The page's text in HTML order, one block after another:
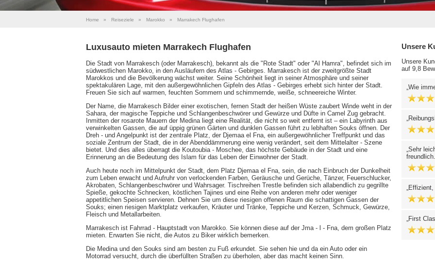
Home » Reiseziele » Marokko » Marrakech Flughafen
Luxusauto mieten Marrakech Flughafen
Die Stadt von Marrakesch (oder Marrakesch), bekannt als die "Rote Stadt" oder "Al Hamra", befindet sich im
südwestlichen Marokko, in den Ausläufern des Atlas - Gebirges. Marrakesch ist der zweitgrößte Stadt
Marokkos und die Bevölkerung wächst weiter. Seine Schönheit liegt in seiner Atmosphäre und seiner
spektakulären Lage, mit den außergewöhnlichen Gipfeln des Atlas - Gebirges erhebt sich hinter der Stadt.
Freuen Sie sich auf warmen, feuchten Sommern und schimmernde, weiße, schneereiche Winter.
Der Name, die Marrakesch Bilder einer exotischen, fernen Stadt der heißen Wüste zaubert Winde weht in der
Sahara, der magische Teppiche und Schlangenbeschwörer und Gewürze und Düfte in Camel Zug gebracht.
Inmitten der rosarote Mauern der Medina liegt eine Realität, die nicht so weit entfernt ist – ein Labyrinth aus
verwinkelten Gassen, die auf üppig grünen Gärten und dunklen Gassen führt zu lebhaften Souks öffnen. Der
Dreh - und Angelpunkt ist der zentrale Platz, der Djemaa el Fna, ein außergewöhnlicher Treffpunkt und das
soziale Zentrum der Stadt, die in der Abenddämmerung eine wenig verändert, seit dem Mittelalter - Szene
bietet. Und dies alles überragt die Koutoubia - Moschee, das höchste Gebäude in der Stadt und eine
Erinnerung an die Bedeutung des Islam für das Leben der Einwohner der Stadt.
Auch heute noch im Mittelpunkt der Stadt, dem Platz Djemaa el Fna, sein, die nach Einbruch der Dunkelheit
zum Leben erwacht und Aufruhr von verlockenden Farben, Geräusche und Gerüche, Tänzer, Feuerschlucker,
Akrobaten, Schlangenbeschwörer und Wahrsager. Tischreihen Trestle befinden sich allabendlich zu gegrillte
Spieße, gekochte Schnecken, köstlichen Tajines und eine Reihe von anderen mehr oder weniger
appetitlichen Speisen servieren. Dehnen Sie um diese riesigen offenen Raum die schattigen Gassen der
Souks; einen riesigen Marktplatz verkaufen, Kräuter und Tränke, Teppiche und Kerzen, Schmuck, Gewürze,
Fleisch und Metallarbeiten.
Marrakesch ist Fahrrad - Hauptstadt von Marokko. Sie können diese auf der Jma - l - Fna, dem großen Platz
mieten. Erwarten Sie nicht, die Autos zu Biker wirklich bemerken.
Die Medina und den Souks sind am besten zu Fuß erkundet. Sie sehen hie und da ein Auto oder ein
Motorrad versucht, durch die überfüllten Straßen zu überholen, aber das macht keinen Sinn.
Unsere
Unsere
auf 9,8
Wie
Sehr
freundlich.
First